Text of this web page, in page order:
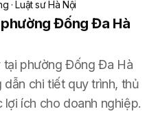
·Luật sư Hà Nội
Đống Đa Hà
tại phường Đống Đa Hà
chi tiết quy trình, thủ
ích cho doanh nghiệp.